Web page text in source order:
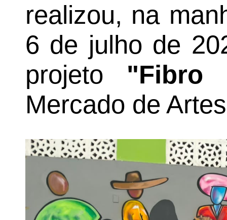
realizou, na
6 de julho de
projeto "Fibro
Mercado de